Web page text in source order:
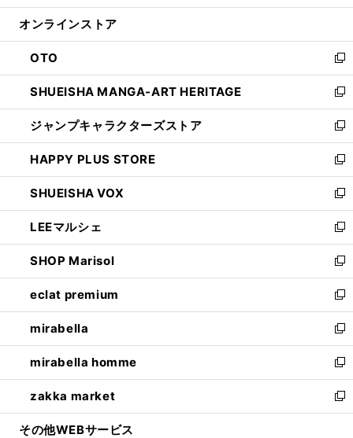
開
ン
ウ
で
開
く
ウ
ン
ド
ウ
で
開
く
オンラインストア
OTO
新
し
い
ウ
ィ
ン
ド
ウ
で
開
く
SHUEISHA MANGA-ART HERITAGE
新
し
い
ウ
ィ
ン
ド
ウ
で
開
く
ジャンプキャラクターズストア
新
し
い
ウ
ィ
ン
ド
ウ
で
開
く
HAPPY PLUS STORE
新
し
い
ウ
ィ
ン
ド
ウ
で
開
く
SHUEISHA VOX
新
し
い
ウ
ィ
ン
ド
ウ
で
開
く
LEEマルシェ
新
し
い
ウ
ィ
ン
ド
ウ
で
開
く
SHOP Marisol
新
し
い
ウ
ィ
ン
ド
ウ
で
開
eclat premium
新
し
い
ウ
ィ
ン
ド
ウ
mirabella
新
し
い
ウ
ィ
ン
mirabella homme
新
し
い
ウ
zakka market
新
し
その他WEBサービス